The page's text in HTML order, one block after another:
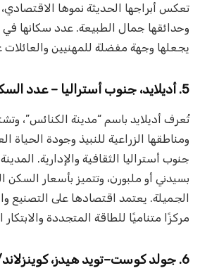
تعكس أبراجها الحديثة نموها
وحدائقها جمال الطبيعة. عدد سكانها في
يجعلها وجهة مفضلة للمهنيين
5. أديلايد، جنوب أستراليا – عدد السكان: 1,449,366
تُعرف أديلايد باسم “مدينة الكنائس”،
ومناطقها الزراعية للنبيذ وجودة الحياة
جنوب أستراليا الثقافية والإدارية.
بسيدني أو ملبورن، وتتميز بأسعار السكن
الجميلة. يعتمد اقتصادها على التصنيع
مركزًا متناميًا للطاقة المتجددة والابتكار
6. جولد كوست–تويد هيدز،